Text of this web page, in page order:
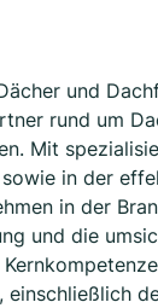
und
rund um
Mit
in der
in der
und die
einschließlich